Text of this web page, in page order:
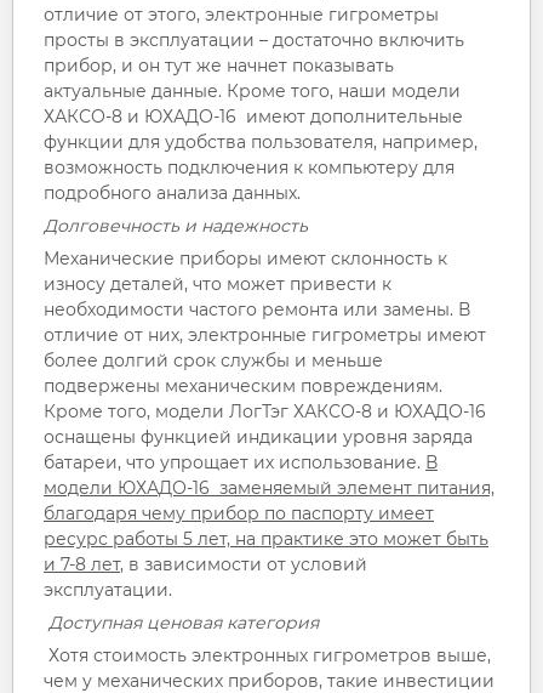
отличие от этого, электронные гигрометры
просты в эксплуатации – достаточно включить
прибор, и он тут же начнет показывать
актуальные данные. Кроме того, наши модели
ХАКСО-8 и ЮХАДО-16 имеют дополнительные
функции для удобства пользователя, например,
возможность подключения к компьютеру для
подробного анализа данных.
Долговечность и надежность
Механические приборы имеют склонность к
износу деталей, что может привести к
необходимости частого ремонта или замены. В
отличие от них, электронные гигрометры имеют
более долгий срок службы и меньше
подвержены механическим повреждениям.
Кроме того, модели ЛогТэг ХАКСО-8 и ЮХАДО-16
оснащены функцией индикации уровня заряда
батареи, что упрощает их использование. В
модели ЮХАДО-16 заменяемый элемент питания,
благодаря чему прибор по паспорту имеет
ресурс работы 5 лет, на практике это может быть
и 7-8 лет, в зависимости от условий
эксплуатации.
Доступная ценовая категория
Хотя стоимость электронных гигрометров выше,
чем у механических приборов, такие инвестиции